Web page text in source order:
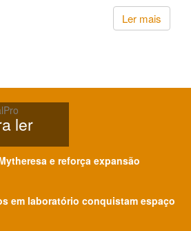
Ler mais
ler
e reforça expansão
em laboratório conquistam espaço